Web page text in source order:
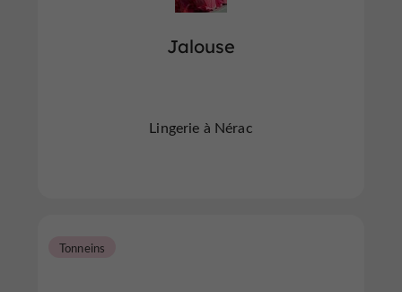
Jalouse
Lingerie à Nérac
Tonneins